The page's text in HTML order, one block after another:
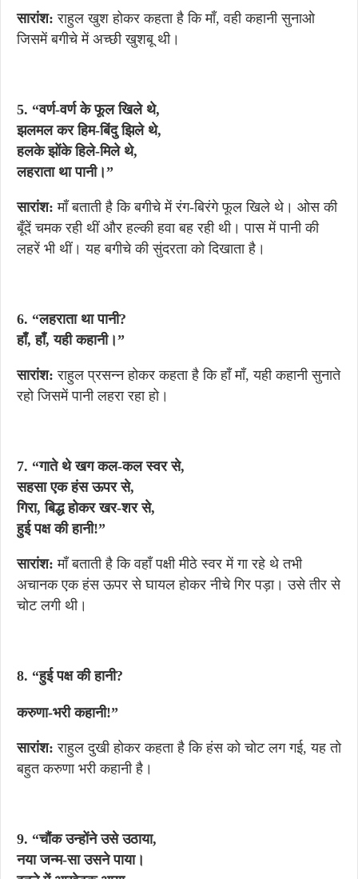
सारांश: राहुल खुश होकर कहता है कि माँ, वही कहानी सुनाओ
जिसमें बगीचे में अच्छी खुशबू थी।
5. “वर्ण-वर्ण के फूल खिले थे,
झलमल कर हिम-बिंदु झिले थे,
हलके झोंके हिले-मिले थे,
लहराता था पानी।”
सारांश:माँ बताती है कि बगीचे में रंग-बिरंगे फूल खिले थे। ओस की
बूँदें चमक रही थीं और हल्की हवा बह रही थी। पास में पानी की
लहरें भी थीं। यह बगीचे की सुंदरता को दिखाता है।
6. “लहराता था पानी?
हाँ, हाँ, यही कहानी।”
सारांश: राहुल प्रसन्न होकर कहता है कि हाँ माँ, यही कहानी सुनाते
रहो जिसमें पानी लहरा रहा हो।
7. “गाते थे खग कल-कल स्वर से,
सहसा एक हंस ऊपर से,
गिरा, बिद्ध होकर खर-शर से,
हुई पक्ष की हानी!”
सारांश: माँ बताती है कि वहाँ पक्षी मीठे स्वर में गा रहे थे तभी
अचानक एक हंस ऊपर से घायल होकर नीचे गिर पड़ा। उसे तीर से
चोट लगी थी।
8. “हुई पक्ष की हानी?
करुणा-भरी कहानी!”
सारांश: राहुल दुखी होकर कहता है कि हंस को चोट लग गई, यह तो
बहुत करुणा भरी कहानी है।
9. “चौंक उन्होंने उसे उठाया,
नया जन्म-सा उसने पाया।